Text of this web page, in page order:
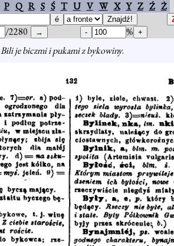
P Q R S Ś T U V W X Y Z Ź Ż
/2280 %
Bili je biczmi i pukami z bykowiny.